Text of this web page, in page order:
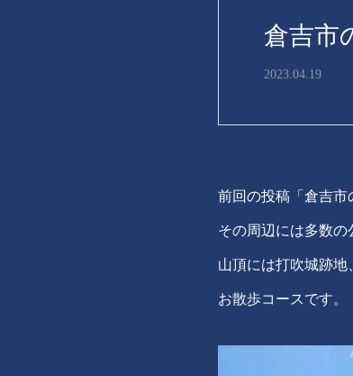
倉吉市
2023.04.19
前回の投稿「倉吉市
その周辺には多数
山頂には打吹城跡
お散歩コースです。